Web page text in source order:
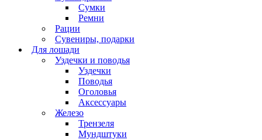
Сумки
Ремни
Рации
Сувениры, подарки
Для лошади
Уздечки и поводья
Уздечки
Поводья
Оголовья
Аксессуары
Железо
Трензеля
Мундштуки